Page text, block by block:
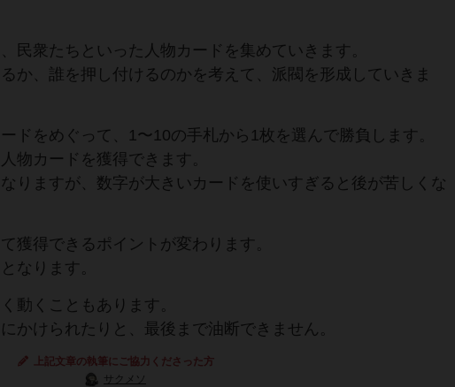
民衆たちといった人物カードを集めていきます。
か、誰を押し付けるのかを考えて、派閥を形成していきま
ドをめぐって、1〜10の手札から1枚を選んで勝負します。
物カードを獲得できます。
りますが、数字が大きいカードを使いすぎると後が苦しくな
獲得できるポイントが変わります。
なります。
動くこともあります。
かけられたりと、最後まで油断できません。
上記文章の執筆にご協力くださった方
サクメソ